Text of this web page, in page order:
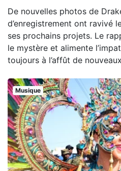
De nouvelles photos de
d’enregistrement ont ravivé
ses prochains projets. Le
le mystère et alimente
toujours à l’affût de
Musique